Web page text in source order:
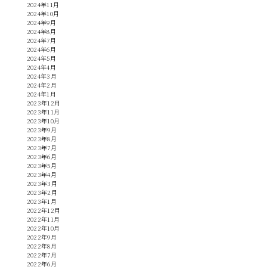
2024年11月
2024年10月
2024年9月
2024年8月
2024年7月
2024年6月
2024年5月
2024年4月
2024年3月
2024年2月
2024年1月
2023年12月
2023年11月
2023年10月
2023年9月
2023年8月
2023年7月
2023年6月
2023年5月
2023年4月
2023年3月
2023年2月
2023年1月
2022年12月
2022年11月
2022年10月
2022年9月
2022年8月
2022年7月
2022年6月